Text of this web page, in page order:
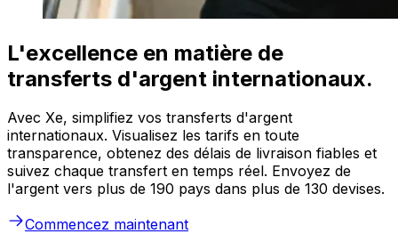
L'excellence en matière de
transferts d'argent internationaux.
Avec Xe, simplifiez vos transferts d'argent
internationaux. Visualisez les tarifs en toute
transparence, obtenez des délais de livraison fiables et
suivez chaque transfert en temps réel. Envoyez de
l'argent vers plus de 190 pays dans plus de 130 devises.
Commencez maintenant